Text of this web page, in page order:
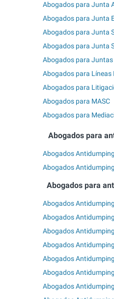
Abogados para Junta
Abogados para Junta
Abogados para Junta
Abogados para Junta
Abogados para Juntas
Abogados para Líneas
Abogados para
Abogados para MASC
Abogados para
Abogados para
Abogados
Abogados
Abogados para
Abogados
Abogados
Abogados
Abogados
Abogados
Abogados
Abogados